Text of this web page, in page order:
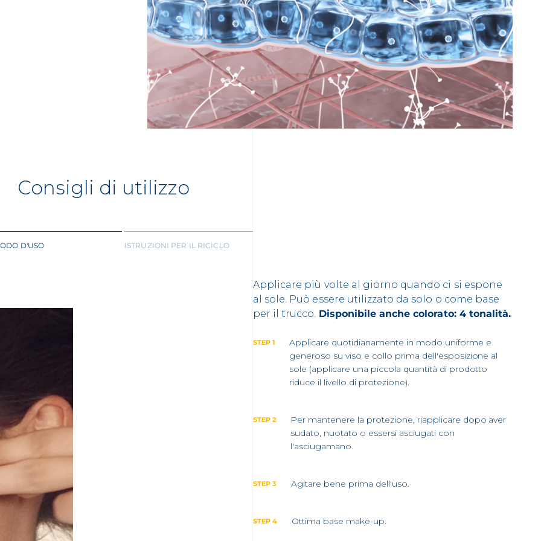
Consigli di utilizzo
D'USO ISTRUZIONI PER IL RICICLO
Applicare più volte al giorno quando ci si espone
al sole. Può essere utilizzato da solo o come base
per il trucco. Disponibile anche colorato: 4 tonalità.
STEP 1
Applicare quotidianamente in modo uniforme e
generoso su viso e collo prima dell'esposizione al
sole (applicare una piccola quantità di prodotto
riduce il livello di protezione).
STEP 2
Per mantenere la protezione, riapplicare dopo aver
sudato, nuotato o essersi asciugati con
l'asciugamano.
STEP 3 Agitare bene prima dell'uso.
STEP 4 Ottima base make-up.